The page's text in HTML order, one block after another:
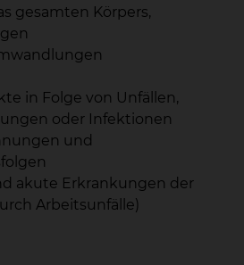
gesamten Körpers,
in Folge von Unfällen,
oder Infektionen
und
akute Erkrankungen der
Arbeitsunfälle)